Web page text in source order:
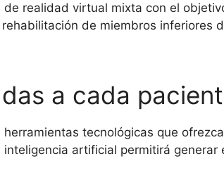
de realidad virtual mixta con el
de miembros inferiores
a cada
tecnológicas que
artificial permitirá generar